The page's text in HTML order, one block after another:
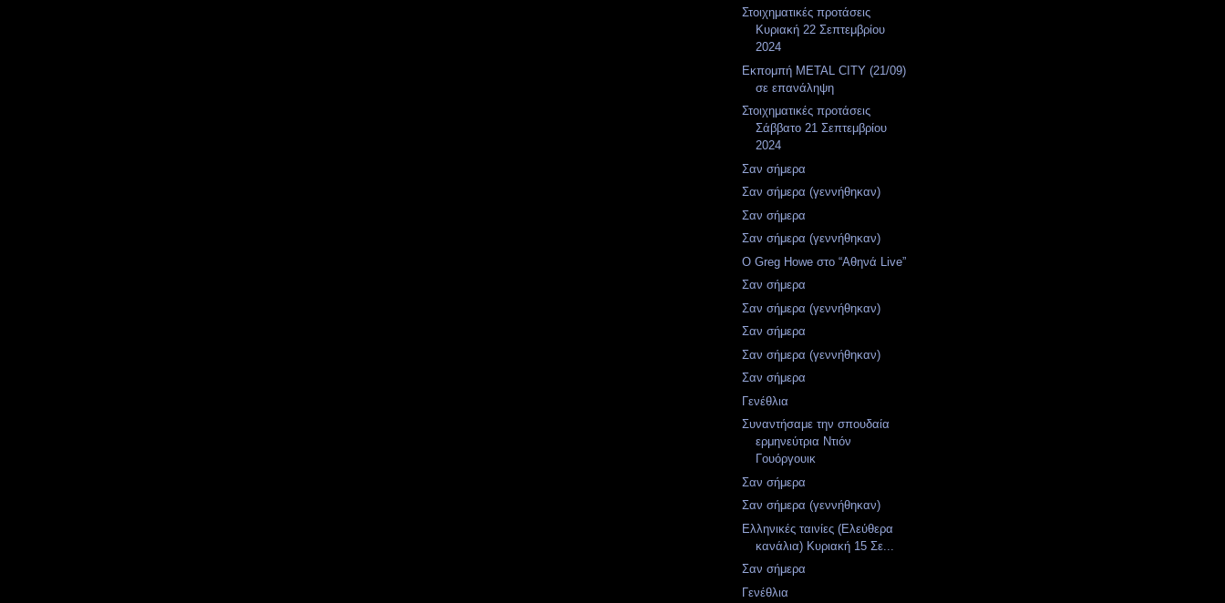
Στοιχηματικές προτάσεις
Κυριακή 22 Σεπτεμβρίου
2024
Εκπομπή METAL CITY (21/09)
σε επανάληψη
Στοιχηματικές προτάσεις
Σάββατο 21 Σεπτεμβρίου
2024
Σαν σήμερα
Σαν σήμερα (γεννήθηκαν)
Σαν σήμερα
Σαν σήμερα (γεννήθηκαν)
Ο Greg Howe στο “Αθηνά Live”
Σαν σήμερα
Σαν σήμερα (γεννήθηκαν)
Σαν σήμερα
Σαν σήμερα (γεννήθηκαν)
Σαν σήμερα
Γενέθλια
Συναντήσαμε την σπουδαία
ερμηνεύτρια Ντιόν
Γουόργουικ
Σαν σήμερα
Σαν σήμερα (γεννήθηκαν)
Ελληνικές ταινίες (Ελεύθερα
κανάλια) Κυριακή 15 Σε...
Σαν σήμερα
Γενέθλια